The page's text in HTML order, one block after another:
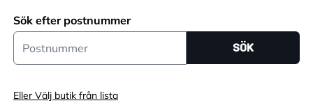
Sök efter postnummer
Postnummer
SÖK
Eller Välj butik från lista
Endast online